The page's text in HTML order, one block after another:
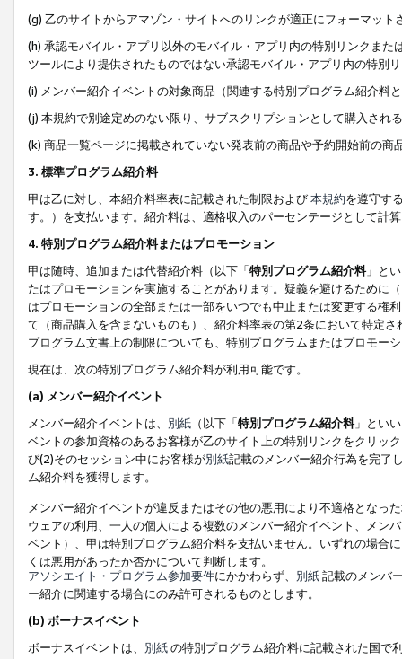
(g) 乙のサイトからアマゾン・サイトへのリンクが適正にフォーマッ
(h) 承認モバイル・アプリ以外のモバイル・アプリ内の特別リンクま
ツールにより提供されたものではない承認モバイル・アプリ内の特別
(i) メンバー紹介イベントの対象商品（関連する特別プログラム紹介料
(j) 本規約で別途定めのない限り、サブスクリプションとして購入され
(k) 商品一覧ページに掲載されていない発表前の商品や予約開始前の商
3. 標準プログラム紹介料
甲は乙に対し、本紹介料率表に記載された制限および本規約を遵守す
す。）を支払います。紹介料は、適格収入のパーセンテージとして計
4. 特別プログラム紹介料またはプロモーション
甲は随時、追加または代替紹介料（以下「特別プログラム紹介料」と
たはプロモーションを実施することがあります。疑義を避けるために
はプロモーションの全部または一部をいつでも中止または変更する権
て（商品購入を含まないものも）、紹介料率表の第2条において特定
プログラム文書上の制限についても、特別プログラムまたはプロモー
現在は、次の特別プログラム紹介料が利用可能です。
(a) メンバー紹介イベント
メンバー紹介イベントは、 別紙 （以下「特別プログラム紹介料」とい
ベントの参加資格のあるお客様が乙のサイト上の特別リンクをクリッ
び(2)そのセッション中にお客様が別紙記載のメンバー紹介行為を完了
ム紹介料を獲得します。
メンバー紹介イベントが違反またはその他の悪用により不適格となっ
ウェアの利用、一人の個人による複数のメンバー紹介イベント、メン
ベント）、甲は特別プログラム紹介料を支払いません。いずれの場合
くは悪用があったか否かについて判断します。
アソシエイト・プログラム参加要件にかかわらず、 別紙記載のメンバ
ー紹介に関連する場合にのみ許可されるものとします。
(b) ボーナスイベント
ボーナスイベントは、 別紙の特別プログラム紹介料に記載された国で